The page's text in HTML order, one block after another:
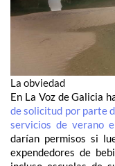
La obviedad
En La Voz de Galicia
de solicitud por parte
servicios de verano
darían permisos si
expendedores de